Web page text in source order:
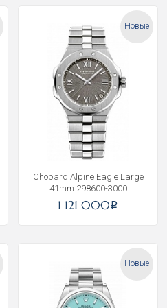
Новые
Chopard Alpine Eagle Large
41mm 298600-3000
1 121 000i
Новые